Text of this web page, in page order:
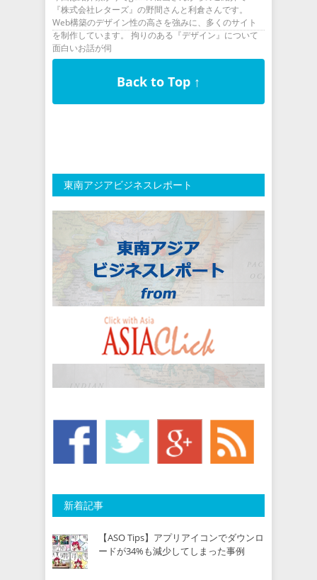
『株式会社レターズ』の野間さんと利倉さんです。
Web構築のデザイン性の高さを強みに、多くのサイト
を制作しています。 拘りのある『デザイン』について
面白いお話が伺
Back to Top ↑
東南アジアビジネスレポート
新着記事
【ASO Tips】アプリアイコンでダウンロ
ードが34%も減少してしまった事例